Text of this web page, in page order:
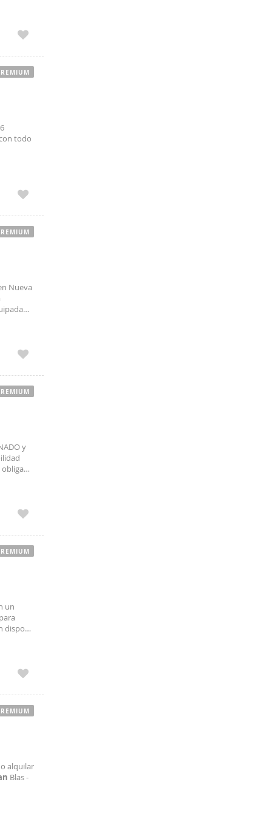
todo
Nueva
y
un
dispone
alquilar
Blas -